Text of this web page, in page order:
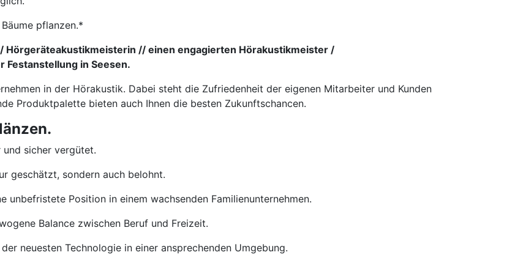
pflanzen.*
// einen engagierten Hörakustikmeister /
in Seesen.
in der Hörakustik. Dabei steht die Zufriedenheit der eigenen Mitarbeiter und Kunden
Produktpalette bieten auch Ihnen die besten Zukunftschancen.
sicher vergütet.
geschätzt, sondern auch belohnt.
unbefristete Position in einem wachsenden Familienunternehmen.
Balance zwischen Beruf und Freizeit.
neuesten Technologie in einer ansprechenden Umgebung.